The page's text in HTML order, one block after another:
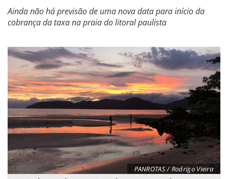
Ainda não há previsão de uma nova data para início da
cobrança da taxa na praia do litoral paulista
PANROTAS / Rodrigo Vieira